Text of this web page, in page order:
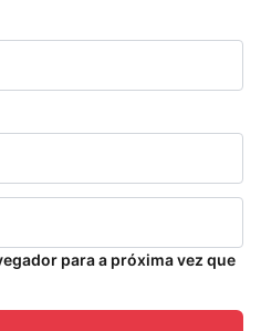
para a próxima vez que